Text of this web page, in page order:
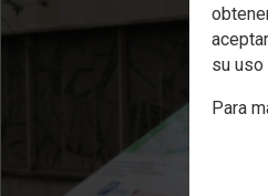
su
Para